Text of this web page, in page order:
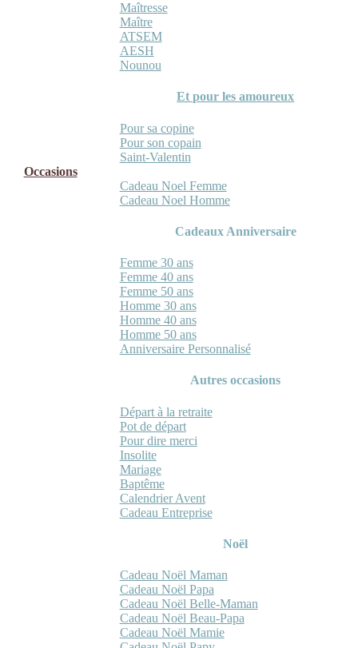
Maîtresse
Maître
ATSEM
AESH
Nounou
Et pour les amoureux
Pour sa copine
Pour son copain
Saint-Valentin
Occasions
Cadeau Noel Femme
Cadeau Noel Homme
Cadeaux Anniversaire
Femme 30 ans
Femme 40 ans
Femme 50 ans
Homme 30 ans
Homme 40 ans
Homme 50 ans
Anniversaire Personnalisé
Autres occasions
Départ à la retraite
Pot de départ
Pour dire merci
Insolite
Mariage
Baptême
Calendrier Avent
Cadeau Entreprise
Noël
Cadeau Noël Maman
Cadeau Noël Papa
Cadeau Noël Belle-Maman
Cadeau Noël Beau-Papa
Cadeau Noël Mamie